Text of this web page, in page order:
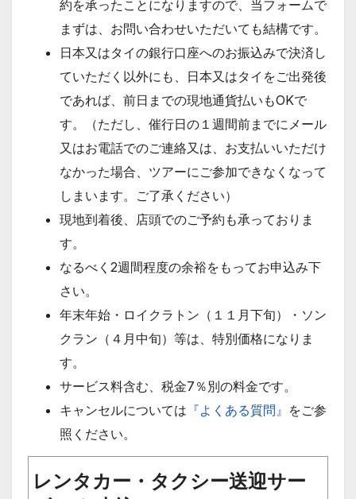
約を承ったことになりますので、当フォームで
まずは、お問い合わせいただいても結構です。
日本又はタイの銀行口座へのお振込みで決済し
ていただく以外にも、日本又はタイをご出発後
であれば、前日までの現地通貨払いもOKで
す。（ただし、催行日の１週間前までにメール
又はお電話でのご連絡又は、お支払いいただけ
なかった場合、ツアーにご参加できなくなって
しまいます。ご了承ください）
現地到着後、店頭でのご予約も承っておりま
す。
なるべく2週間程度の余裕をもってお申込み下
さい。
年末年始・ロイクラトン（１１月下旬）・ソン
クラン（４月中旬）等は、特別価格になりま
す。
サービス料含む、税金7％別の料金です。
キャンセルについては 『よくある質問』 をご参
照ください。